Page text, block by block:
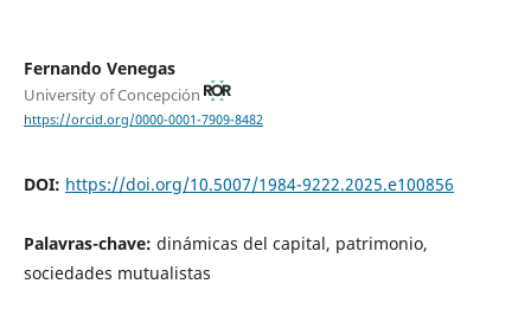
Fernando Venegas
University of Concepción
https://orcid.org/0000-0001-7909-8482
DOI: https://doi.org/10.5007/1984-9222.2025.e100856
Palavras-chave: dinámicas del capital, patrimonio,
sociedades mutualistas